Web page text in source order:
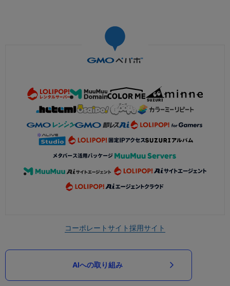
コーポレートサイト採用サイト
AIへの取り組み